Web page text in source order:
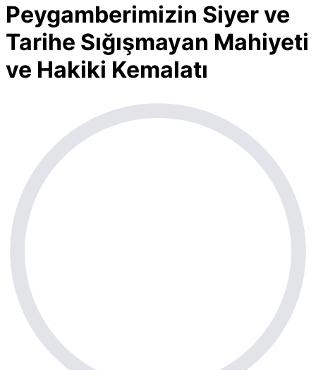
Peygamberimizin Siyer ve
Tarihe Sığışmayan Mahiyeti
ve Hakiki Kemalatı